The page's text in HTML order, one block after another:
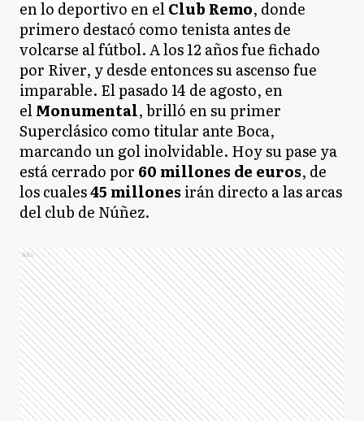
en lo deportivo en elClub Remo, donde
primero destacó como tenista antes de
volcarse al fútbol. A los 12 años fue fichado
por River, y desde entonces su ascenso fue
imparable. El pasado 14 de agosto, en
elMonumental, brilló en su primer
Superclásico como titular ante Boca,
marcando un gol inolvidable. Hoy su pase ya
está cerrado por 60 millones de euros, de
los cuales45 millonesirán directo a las arcas
del club de Núñez.
Ads